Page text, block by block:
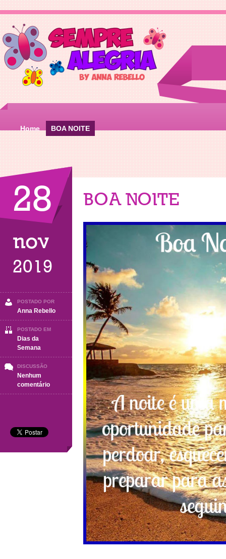
Home BOA NOITE
28
nov
2019
POSTADO POR
Anna Rebello
POSTADO EM
Dias da
Semana
DISCUSSÃO
Nenhum
comentárioem
BOA
BOA NOITE